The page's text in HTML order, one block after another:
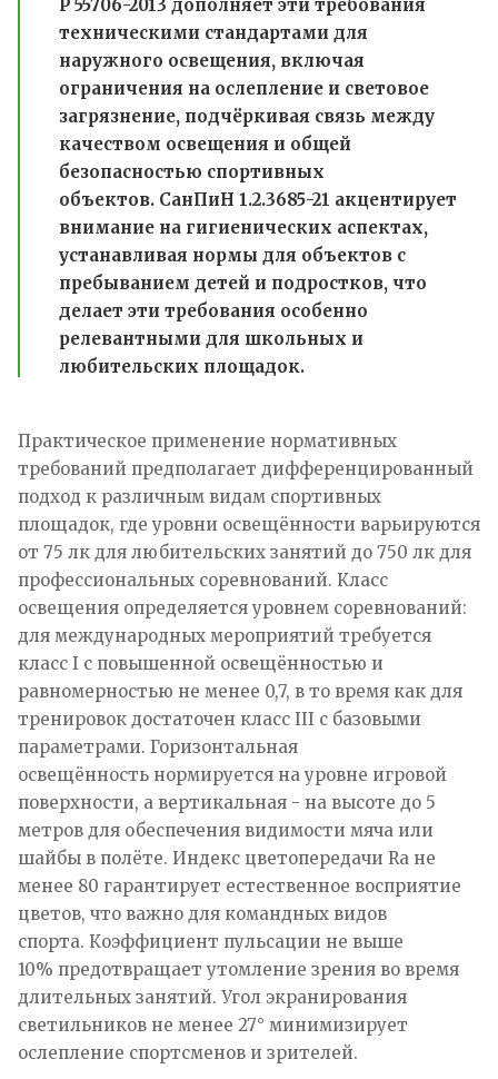
Р 55706-2013 дополняет эти требования
техническими стандартами для
наружного освещения, включая
ограничения на ослепление и световое
загрязнение, подчёркивая связь между
качеством освещения и общей
безопасностью спортивных
объектов. СанПиН 1.2.3685-21 акцентирует
внимание на гигиенических аспектах,
устанавливая нормы для объектов с
пребыванием детей и подростков, что
делает эти требования особенно
релевантными для школьных и
любительских площадок.
Практическое применение нормативных
требований предполагает дифференцированный
подход к различным видам спортивных
площадок, где уровни освещённости варьируются
от 75 лк для любительских занятий до 750 лк для
профессиональных соревнований. Класс
освещения определяется уровнем соревнований:
для международных мероприятий требуется
класс I с повышенной освещённостью и
равномерностью не менее 0,7, в то время как для
тренировок достаточен класс III с базовыми
параметрами. Горизонтальная
освещённость нормируется на уровне игровой
поверхности, а вертикальная - на высоте до 5
метров для обеспечения видимости мяча или
шайбы в полёте. Индекс цветопередачи Ra не
менее 80 гарантирует естественное восприятие
цветов, что важно для командных видов
спорта. Коэффициент пульсации не выше
10% предотвращает утомление зрения во время
длительных занятий. Угол экранирования
светильников не менее 27° минимизирует
ослепление спортсменов и зрителей.